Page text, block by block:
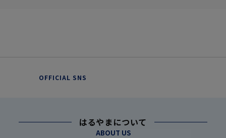
OFFICIAL SNS
はるやまについて
ABOUT US